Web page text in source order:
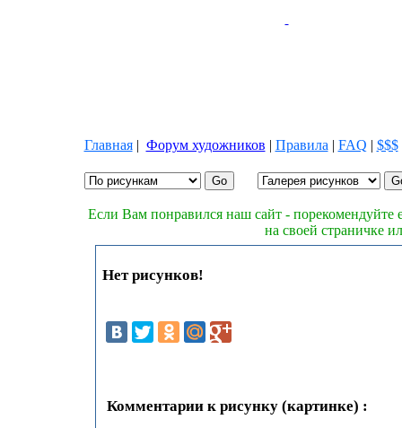
Главная| Форум художников | Правила | FAQ | $$$
Если Вам понравился наш сайт - порекомендуйте
на своей страничке
Нет рисунков!
Комментарии к рисунку (картинке) :